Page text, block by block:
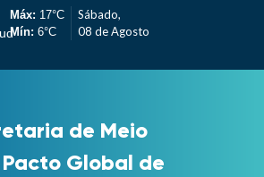
Máx: 17°C
Mín: 6°C
Sábado,
08 de Agosto
de Meio
Pacto Global de